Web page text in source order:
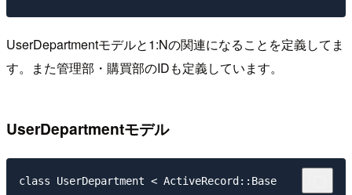
UserDepartmentモデルと1:Nの関連になることを定義してま
す。また管理部・購買部のIDも定義しています。
UserDepartmentモデル
class UserDepartment < ActiveRecord::Base